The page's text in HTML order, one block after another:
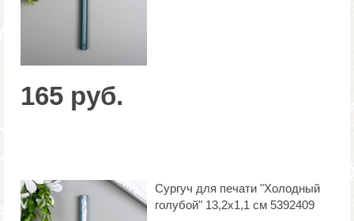
165 руб.
Сургуч для печати "Холодный
голубой" 13,2х1,1 см 5392409